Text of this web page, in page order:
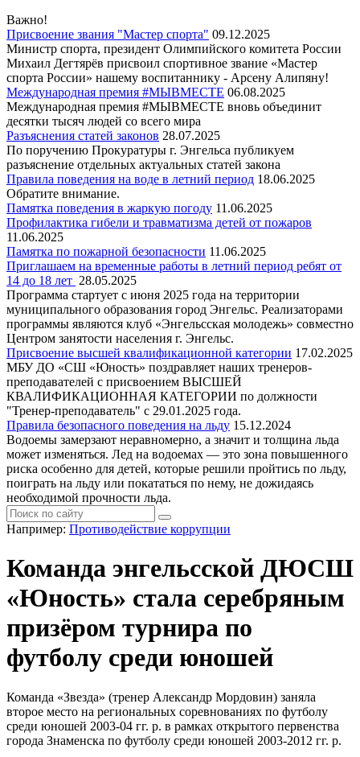
Важно!
Присвоение звания "Мастер спорта" 09.12.2025
Министр спорта, президент Олимпийского комитета России
Михаил Дегтярёв присвоил спортивное звание «Мастер
спорта России» нашему воспитаннику - Арсену Алипяну!
Международная премия #МЫВМЕСТЕ 06.08.2025
Международная премия #МЫВМЕСТЕ вновь объединит
десятки тысяч людей со всего мира
Разъяснения статей законов 28.07.2025
По поручению Прокуратуры г. Энгельса публикуем
разъяснение отдельных актуальных статей закона
Правила поведения на воде в летний период 18.06.2025
Обратите внимание.
Памятка поведения в жаркую погоду 11.06.2025
Профилактика гибели и травматизма детей от пожаров
11.06.2025
Памятка по пожарной безопасности 11.06.2025
Приглашаем на временные работы в летний период ребят от
14 до 18 лет 28.05.2025
Программа стартует с июня 2025 года на территории
муниципального образования город Энгельс. Реализаторами
программы являются клуб «Энгельсская молодежь» совместно
Центром занятости населения г. Энгельс.
Присвоение высшей квалификационной категории 17.02.2025
МБУ ДО «СШ «Юность» поздравляет наших тренеров-
преподавателей с присвоением ВЫСШЕЙ
КВАЛИФИКАЦИОННАЯ КАТЕГОРИИ по должности
"Тренер-преподаватель" с 29.01.2025 года.
Правила безопасного поведения на льду 15.12.2024
Водоемы замерзают неравномерно, а значит и толщина льда
может изменяться. Лед на водоемах — это зона повышенного
риска особенно для детей, которые решили пройтись по льду,
поиграть на льду или покататься по нему, не дожидаясь
необходимой прочности льда.
Например: Противодействие коррупции
Команда энгельсской ДЮСШ
«Юность» стала серебряным
призёром турнира по
футболу среди юношей
Команда «Звезда» (тренер Александр Мордовин) заняла
второе место на региональных соревнованиях по футболу
среди юношей 2003-04 гг. р. в рамках открытого первенства
города Знаменска по футболу среди юношей 2003-2012 гг. р.